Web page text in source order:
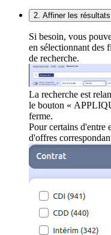
2. Affiner les
Si besoin, vous
en sélectionnant des
de recherche.
La recherche est
le bouton «
ferme.
Pour certains d'entre
d'offres